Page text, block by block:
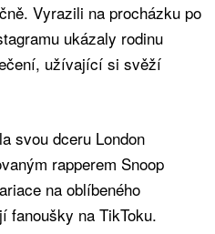
Vyrazili na procházku po
ukázaly rodinu
užívající si svěží
svou dceru London
rapperem Snoop
na oblíbeného
fanoušky na TikToku.